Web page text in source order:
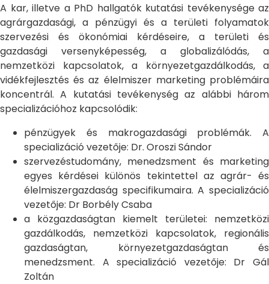
A kar, illetve a PhD hallgatók kutatási tevékenysége az
agrárgazdasági, a pénzügyi és a területi folyamatok
szervezési és ökonómiai kérdéseire, a területi és
gazdasági versenyképesség, a globalizálódás, a
nemzetközi kapcsolatok, a környezetgazdálkodás, a
vidékfejlesztés és az élelmiszer marketing problémáira
koncentrál. A kutatási tevékenység az alábbi három
specializációhoz kapcsolódik:
pénzügyek és makrogazdasági problémák. A
specializáció vezetője: Dr. Oroszi Sándor
szervezéstudomány, menedzsment és marketing
egyes kérdései különös tekintettel az agrár- és
élelmiszergazdaság specifikumaira. A specializáció
vezetője: Dr Borbély Csaba
a közgazdaságtan kiemelt területei: nemzetközi
gazdálkodás, nemzetközi kapcsolatok, regionális
gazdaságtan, környezetgazdaságtan és
menedzsment. A specializáció vezetője: Dr Gál
Zoltán